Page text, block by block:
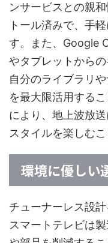
ンサービスとの親
トール済みで、手
す。また、Google
やタブレットから
自分のライブラリ
を最大限活用する
により、地上波放
スタイルを楽しむこ
環境に優しい
チューナーレス設
スマートテレビは